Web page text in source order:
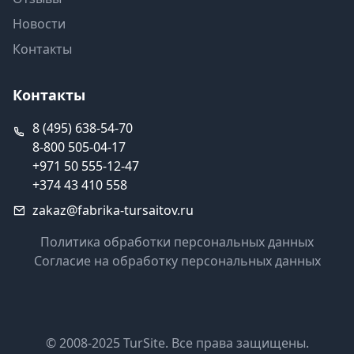
Новости
Контакты
Контакты
8 (495) 638-54-70
8-800 505-04-17
+971 50 555-12-47
+374 43 410 558
zakaz@fabrika-tursaitov.ru
Политика обработки персональных данных
Согласие на обработку персональных данных
© 2008-2025 TurSite. Все права защищены.